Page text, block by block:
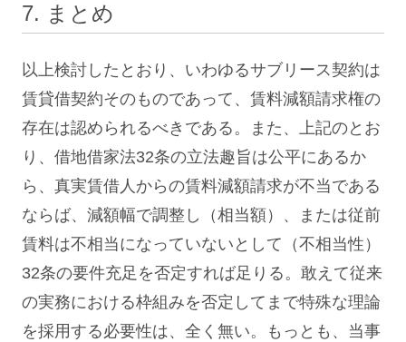
7. まとめ
以上検討したとおり、いわゆるサブリース契約は
賃貸借契約そのものであって、賃料減額請求権の
存在は認められるべきである。また、上記のとお
り、借地借家法32条の立法趣旨は公平にあるか
ら、真実賃借人からの賃料減額請求が不当である
ならば、減額幅で調整し（相当額）、または従前
賃料は不相当になっていないとして（不相当性）
32条の要件充足を否定すれば足りる。敢えて従来
の実務における枠組みを否定してまで特殊な理論
を採用する必要性は、全く無い。もっとも、当事